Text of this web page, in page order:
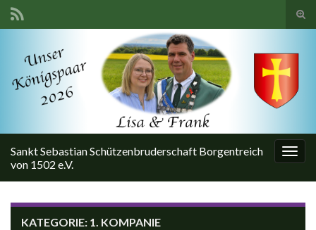
Search for:
Sankt Sebastian Schützenbruderschaft Borgentreich
von 1502 e.V.
KATEGORIE: 1. KOMPANIE